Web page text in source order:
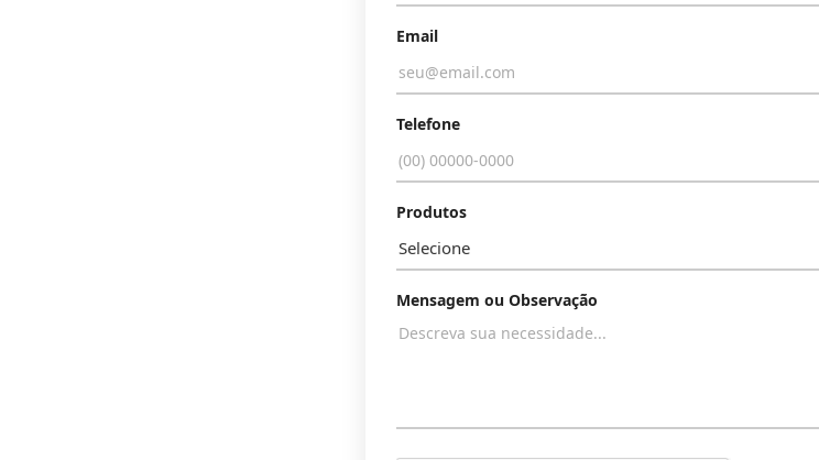
Email
Telefone
Produtos
Mensagem ou Observação